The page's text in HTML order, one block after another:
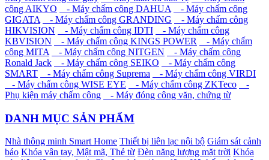
công AIKYO
- Máy chấm công DAHUA
- Máy chấm công
GIGATA
- Máy chấm công GRANDING
- Máy chấm công
HIKVISION
- Máy chấm công IDTI
- Máy chấm công
KBVISION
- Máy chấm công KINGS POWER
- Máy chấm
công MITA
- Máy chấm công NITGEN
- Máy chấm công
Ronald Jack
- Máy chấm công SEIKO
- Máy chấm công
SMART
- Máy chấm công Suprema
- Máy chấm công VIRDI
- Máy chấm công WISE EYE
- Máy chấm công ZKTeco
-
Phụ kiện máy chấm công
- Máy đóng công văn, chứng từ
DANH MỤC SẢN PHẨM
Nhà thông minh Smart Home Thiết bị liên lạc nội bộ Giám sát cảnh
báo Khóa vân tay, Mật mã, Thẻ từ Đèn năng lượng mặt trời Khóa